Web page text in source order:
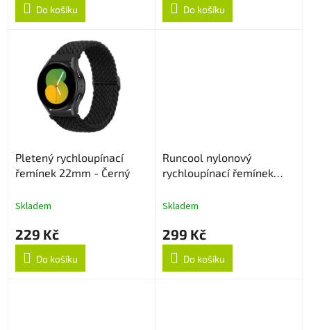
Do košíku Do košíku
Pletený rychloupínací
řemínek 22mm - Černý
Skladem
229 Kč
Do košíku
Runcool nylonový
rychloupínací řemínek
Skladem
299 Kč
Do košíku